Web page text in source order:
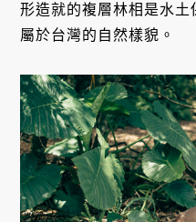
形造就的複層林相是水
屬於台灣的自然樣貌。